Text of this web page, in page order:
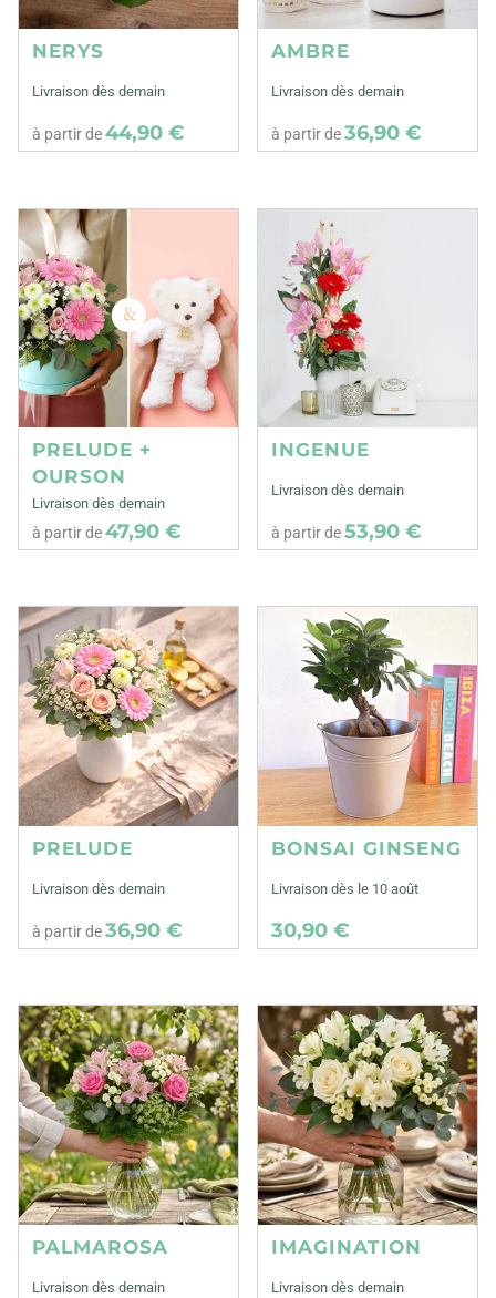
NERYS
Livraison dès demain
à partir de44,90 €
AMBRE
Livraison dès demain
à partir de36,90 €
PRELUDE +
OURSON
Livraison dès demain
à partir de47,90 €
INGENUE
Livraison dès demain
à partir de53,90 €
PRELUDE
Livraison dès demain
à partir de36,90 €
BONSAI GINSENG
Livraison dès le 10 août
30,90 €
PALMAROSA
Livraison dès demain
IMAGINATION
Livraison dès demain